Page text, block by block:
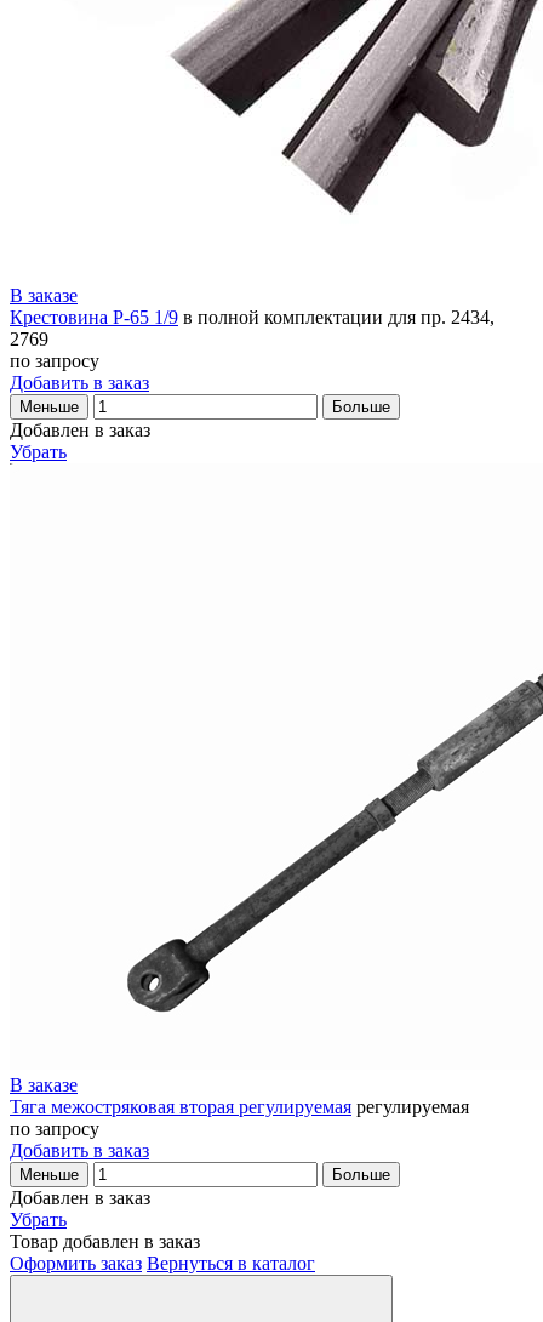
В заказе
Крестовина Р-65 1/9 в полной комплектации для пр. 2434,
2769
по запросу
Добавить в заказ
Меньше Больше
Добавлен в заказ
Убрать
В заказе
Тяга межостряковая вторая регулируемая регулируемая
по запросу
Добавить в заказ
Меньше Больше
Добавлен в заказ
Убрать
Товар добавлен в заказ
Оформить заказ Вернуться в каталог